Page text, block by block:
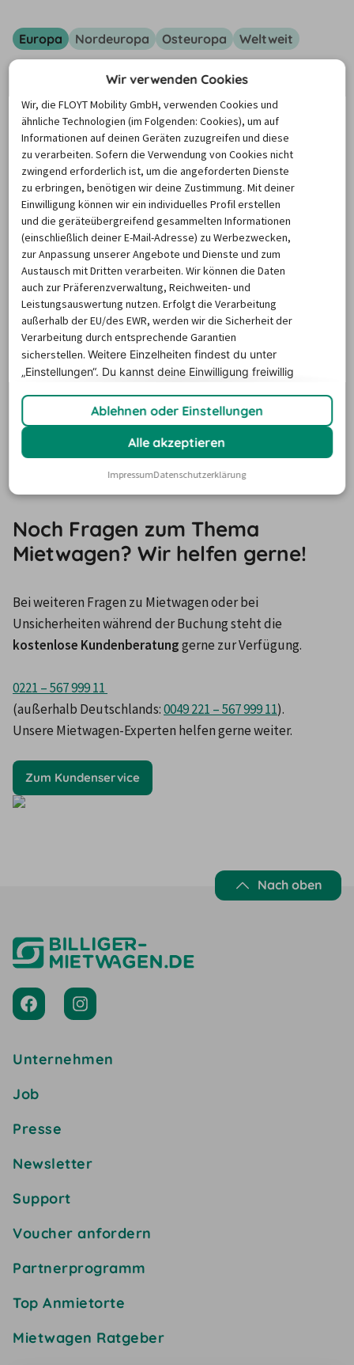
Europa Nordeuropa Osteuropa Weltweit
Vielfalt Europas auf vier Räder
entdecken
Entdecken Sie die berühmtesten Städte,
atemberaubende Küsten und eine reiche Geschichte.
Diese Top-Reiseziele versprechen unvergessliche
Roadtrips voller Kultur und Genuss.
Portugal
Spanien
Deutschland
Frankreich
Italien
Griechenland
Österreich
Schweiz
Niederlande
Türkei
Noch Fragen zum Thema
Mietwagen? Wir helfen gerne!
Bei weiteren Fragen zu Mietwagen oder bei
kostenlose Kundenberatung gerne zur Verfügung.
0221 – 567 999 11
(außerhalb Deutschlands: 0049 221 – 567 999 11).
Unsere Mietwagen-Experten helfen gerne weiter.
Zum Kundenservice
Nach oben
Unternehmen
Job
Presse
Newsletter
Support
Voucher anfordern
Partnerprogramm
Top Anmietorte
Mietwagen Ratgeber
Wir verwenden Cookies
Wir, die FLOYT Mobility GmbH, verwenden Cookies und
ähnliche Technologien (im Folgenden: Cookies), um auf
Informationen auf deinen Geräten zuzugreifen und diese
zu verarbeiten. Sofern die Verwendung von Cookies nicht
zwingend erforderlich ist, um die angeforderten Dienste
zu erbringen, benötigen wir deine Zustimmung. Mit deiner
Einwilligung können wir ein individuelles Profil erstellen
und die geräteübergreifend gesammelten Informationen
(einschließlich deiner E-Mail-Adresse) zu Werbezwecken,
zur Anpassung unserer Angebote und Dienste und zum
Austausch mit Dritten verarbeiten. Wir können die Daten
auch zur Präferenzverwaltung, Reichweiten- und
Leistungsauswertung nutzen. Erfolgt die Verarbeitung
außerhalb der EU/des EWR, werden wir die Sicherheit der
Verarbeitung durch entsprechende Garantien
sicherstellen.Weitere Einzelheiten findest du unter
„Einstellungen“. Du kannst deine Einwilligung freiwillig
Ablehnen oder Einstellungen
Alle akzeptieren
ImpressumDatenschutzerklärung